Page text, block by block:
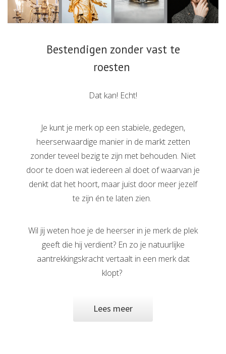
Bestendigen zonder vast te
roesten
Dat kan! Echt!
Je kunt je merk op een stabiele, gedegen,
heerserwaardige manier in de markt zetten
zonder teveel bezig te zijn met behouden. Niet
door te doen wat iedereen al doet of waarvan je
denkt dat het hoort, maar juist door meer jezelf
te zijn én te laten zien.
Wil jij weten hoe je de heerser in je merk de plek
geeft die hij verdient? En zo je natuurlijke
aantrekkingskracht vertaalt in een merk dat
klopt?
Lees meer